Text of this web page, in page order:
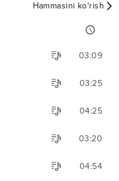
Hammasini ko‘rish
03:09
03:25
04:25
03:20
04:54